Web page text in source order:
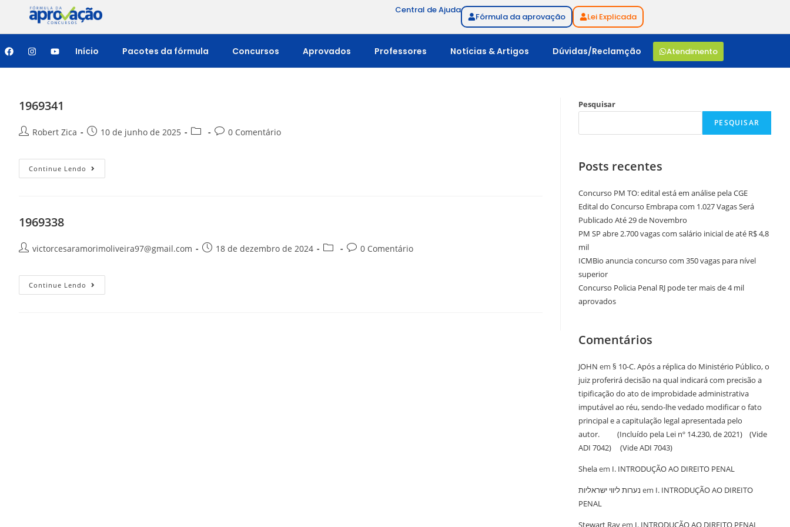
Central de Ajuda
Fórmula da aprovação Lei Explicada
Início Pacotes da fórmula Concursos Aprovados Professores Notícias & Artigos Dúvidas/Reclamção Atendimento
1969341
Robert Zica 10 de junho de 2025 0 Comentário
Continue Lendo
1969338
victorcesaramorimoliveira97@gmail.com 18 de dezembro de 2024 0 Comentário
Continue Lendo
Pesquisar
PESQUISAR
Posts recentes
Concurso PM TO: edital está em análise pela CGE
Edital do Concurso Embrapa com 1.027 Vagas Será
Publicado Até 29 de Novembro
PM SP abre 2.700 vagas com salário inicial de até R$ 4,8
mil
ICMBio anuncia concurso com 350 vagas para nível
superior
Concurso Policia Penal RJ pode ter mais de 4 mil
aprovados
Comentários
JOHN em § 10-C. Após a réplica do Ministério Público, o
juiz proferirá decisão na qual indicará com precisão a
tipificação do ato de improbidade administrativa
imputável ao réu, sendo-lhe vedado modificar o fato
principal e a capitulação legal apresentada pelo
autor. (Incluído pela Lei nº 14.230, de 2021) (Vide
ADI 7042) (Vide ADI 7043)
Shelaem I. INTRODUÇÃO AO DIREITO PENAL
נערות ליווי ישראליות em I. INTRODUÇÃO AO DIREITO
PENAL
Stewart Rayem I. INTRODUÇÃO AO DIREITO PENAL